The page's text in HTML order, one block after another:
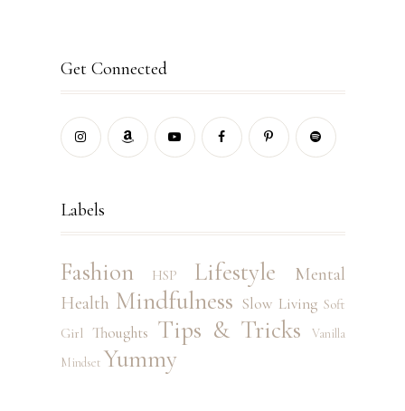
Get Connected
Labels
Fashion HSP Lifestyle
Mental
Health Mindfulness Slow Living Soft
Girl
Thoughts Tips & Tricks
Vanilla
Mindset Yummy